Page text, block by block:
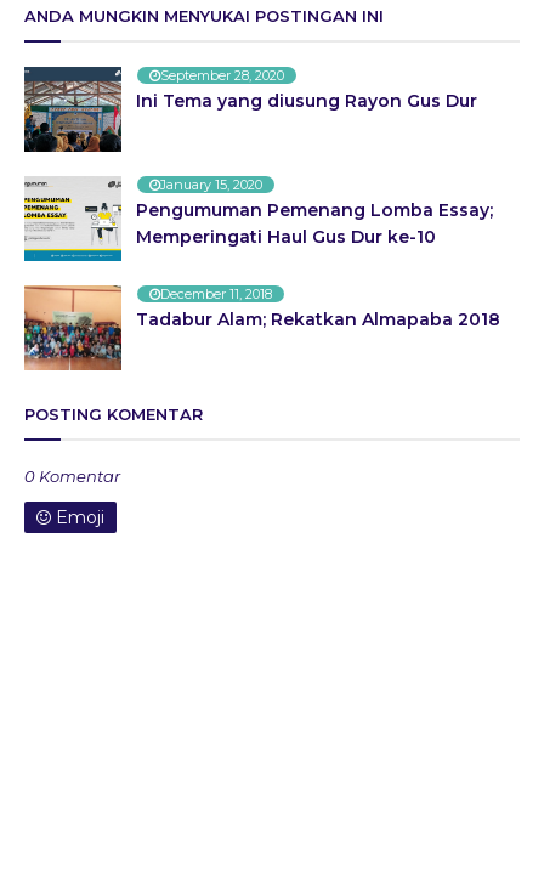
ANDA MUNGKIN MENYUKAI POSTINGAN INI
September 28, 2020
Ini Tema yang diusung Rayon Gus Dur
January 15, 2020
Pengumuman Pemenang Lomba Essay;
Memperingati Haul Gus Dur ke-10
December 11, 2018
Tadabur Alam; Rekatkan Almapaba 2018
POSTING KOMENTAR
0 Komentar
Emoji